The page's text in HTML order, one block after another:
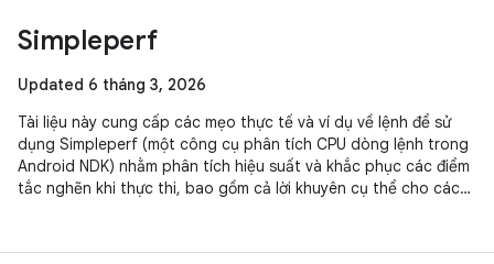
Simpleperf
Updated 6 tháng 3, 2026
Tài liệu này cung cấp các mẹo thực tế và ví dụ về lệnh để sử
dụng Simpleperf (một công cụ phân tích CPU dòng lệnh trong
Android NDK) nhằm phân tích hiệu suất và khắc phục các điểm
tắc nghẽn khi thực thi, bao gồm cả lời khuyên cụ thể cho các